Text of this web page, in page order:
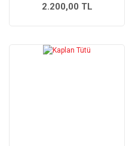
2.200,00 TL